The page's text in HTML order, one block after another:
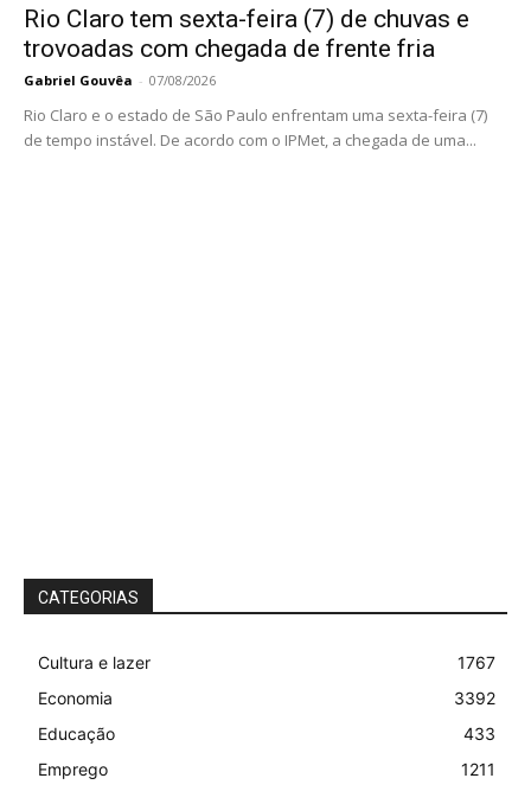
Rio Claro tem sexta-feira (7) de chuvas e
trovoadas com chegada de frente fria
Gabriel Gouvêa - 07/08/2026
Rio Claro e o estado de São Paulo enfrentam uma sexta-feira (7)
de tempo instável. De acordo com o IPMet, a chegada de uma...
CATEGORIAS
Cultura e lazer
1767
Economia
3392
Educação
433
Emprego
1211